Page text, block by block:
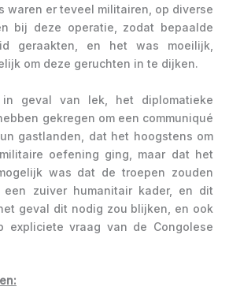
waren er teveel militairen, op diverse
bij deze operatie, zodat bepaalde
geraakten, en het was moeilijk,
om deze geruchten in te dijken.
in geval van lek, het diplomatieke
gekregen om een communiqué
gastlanden, dat het hoogstens om
oefening ging, maar dat het
was dat de troepen zouden
zuiver humanitair kader, en dit
geval dit nodig zou blijken, en ook
expliciete vraag van de Congolese